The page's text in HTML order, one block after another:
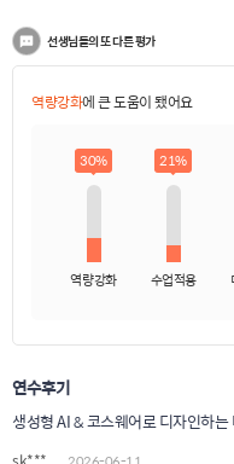
선생님들의 또 다른 평가
역량강화에 큰 도움이 됐어요
30%
역량강화
21%
수업적용
연수후기
생성형 AI & 코스웨어로 디자인하